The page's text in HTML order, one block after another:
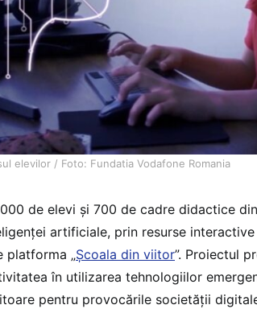
elevilor / Foto: Fundatia Vodafone Romania
de elevi și 700 de cadre didactice
artificiale, prin resurse
platforma „Școala din viitor”. Proiectul
în utilizarea tehnologiilor
pentru provocările societății